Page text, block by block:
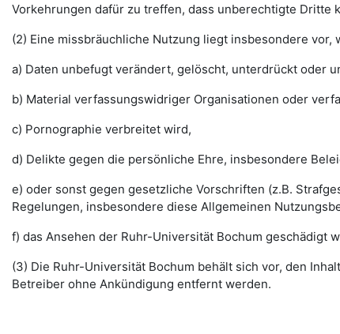
Vorkehrungen dafür zu treffen, dass unberechtigte Dritte
(2) Eine missbräuchliche Nutzung liegt insbesondere vor,
a) Daten unbefugt verändert, gelöscht, unterdrückt oder
b) Material verfassungswidriger Organisationen oder
c) Pornographie verbreitet wird,
d) Delikte gegen die persönliche Ehre, insbesondere
e) oder sonst gegen gesetzliche Vorschriften (z.B.
Regelungen, insbesondere diese Allgemeinen
f) das Ansehen der Ruhr-Universität Bochum geschädigt
(3) Die Ruhr-Universität Bochum behält sich vor, den
Betreiber ohne Ankündigung entfernt werden.